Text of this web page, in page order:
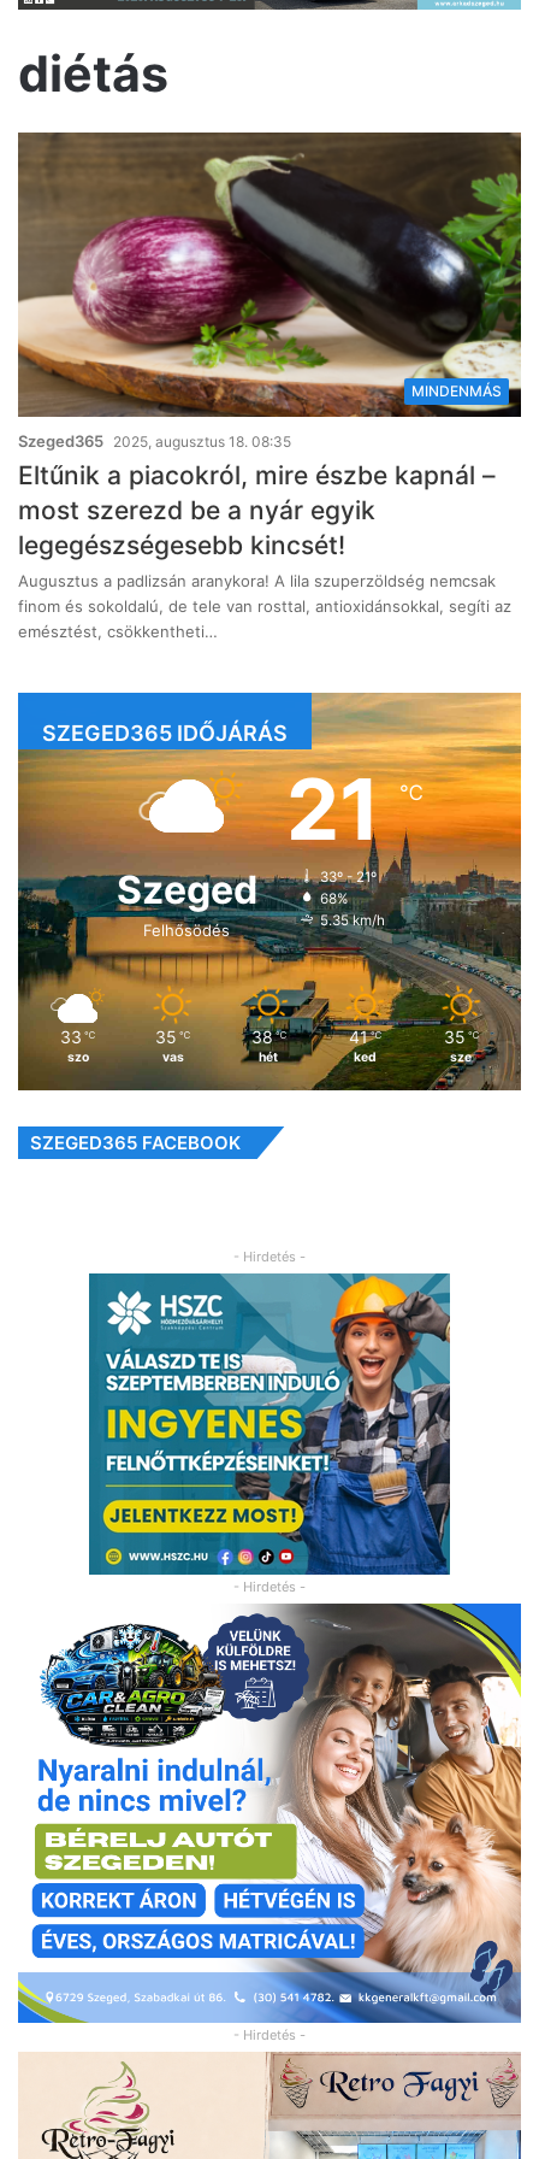
diétás
MINDENMÁS
Szeged365 2025, augusztus 18. 08:35
Eltűnik a piacokról, mire észbe kapnál –
most szerezd be a nyár egyik
legegészségesebb kincsét!
Augusztus a padlizsán aranykora! A lila szuperzöldség nemcsak
finom és sokoldalú, de tele van rosttal, antioxidánsokkal, segíti az
emésztést, csökkentheti…
SZEGED365 IDŐJÁRÁS
Szeged
Felhősödés
21℃
33º - 21º
68%
5.35 km/h
33 ℃
szo
35 ℃
vas
38 ℃
hét
41 ℃
ked
35 ℃
sze
SZEGED365 FACEBOOK
- Hirdetés -
- Hirdetés -
- Hirdetés -